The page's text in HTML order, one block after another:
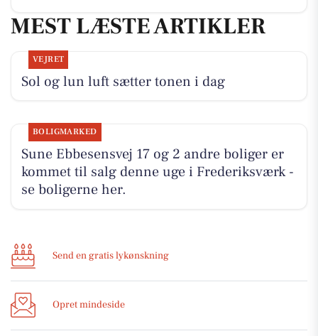
MEST LÆSTE ARTIKLER
VEJRET
Sol og lun luft sætter tonen i dag
BOLIGMARKED
Sune Ebbesensvej 17 og 2 andre boliger er
kommet til salg denne uge i Frederiksværk -
se boligerne her.
Send en gratis lykønskning
Opret mindeside